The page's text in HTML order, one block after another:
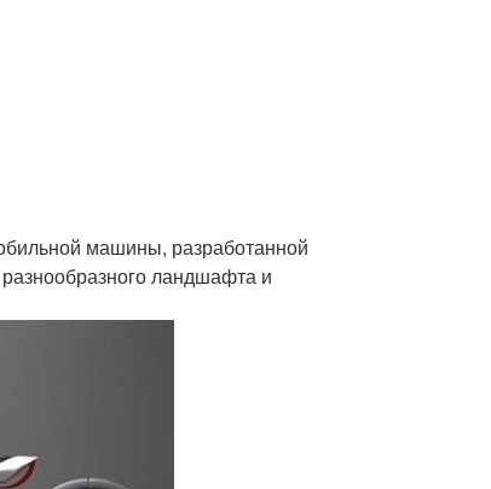
машины, разработанной
ландшафта и